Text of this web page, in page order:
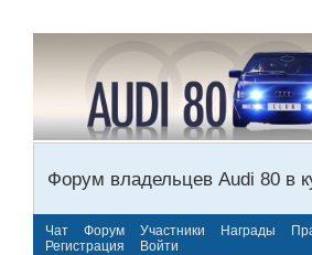
Форум владельцев Audi 80 в
Чат Форум Участники Награды
Регистрация
Войти